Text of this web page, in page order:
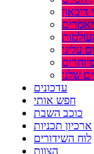
דיכאון
עלינו
שלנו
עדכונים
חפש אותי
כוכב השבת
ארכיון תכניות
לוח השידורים
הצוות